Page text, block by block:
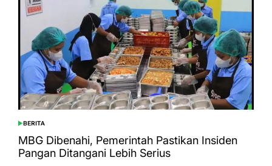
POSTED
IN
BERITA
MBG Dibenahi, Pemerintah Pastikan Insiden
Pangan Ditangani Lebih Serius